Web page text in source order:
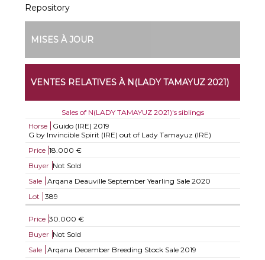
Repository
MISES À JOUR
VENTES RELATIVES À N(LADY TAMAYUZ 2021)
Sales of N(LADY TAMAYUZ 2021)'s siblings
Horse
Guido (IRE) 2019
G by Invincible Spirit (IRE) out of Lady Tamayuz (IRE)
Price 18.000 €
Buyer Not Sold
Sale
Arqana Deauville September Yearling Sale 2020
Lot
389
Price 30.000 €
Buyer Not Sold
Sale
Arqana December Breeding Stock Sale 2019